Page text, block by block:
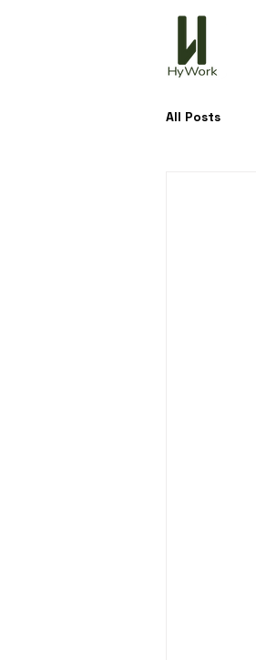
All Posts